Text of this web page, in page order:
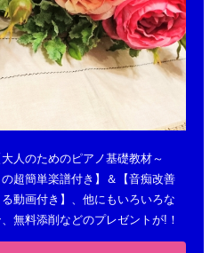
人のためのピアノ基礎教材～
超簡単楽譜付き】＆【音痴改善
動画付き】、他にもいろいろな
無料添削などのプレゼントが!！